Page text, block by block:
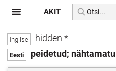
hidden *
peidetud; nähtamatu
AKIT